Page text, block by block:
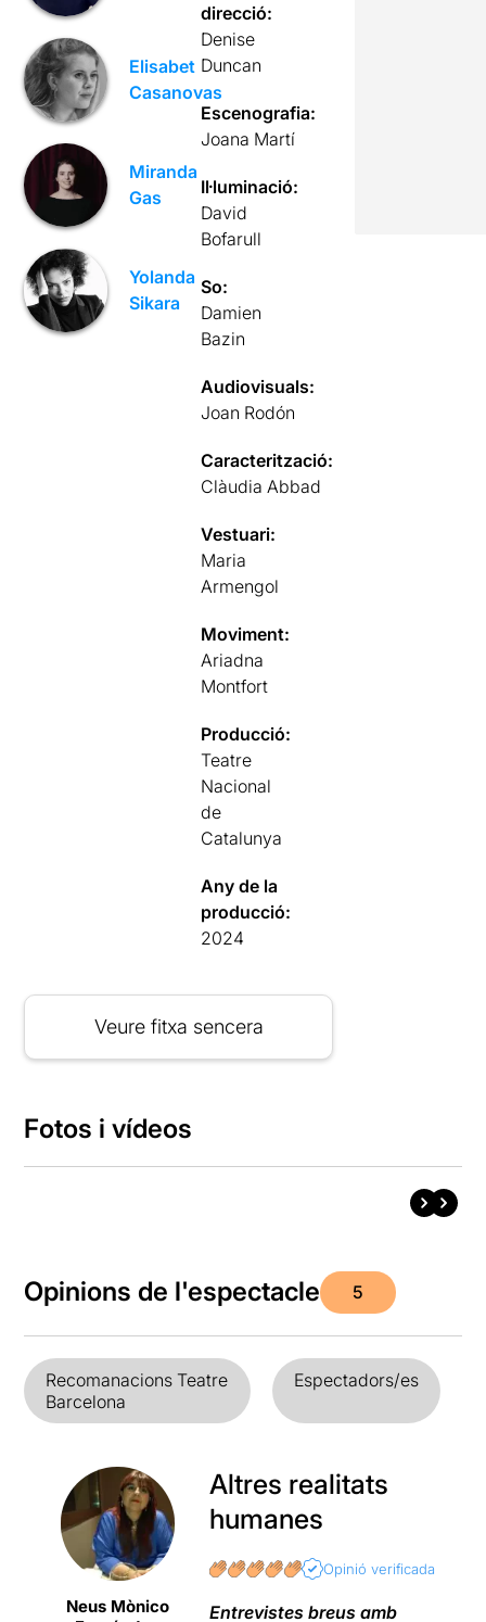
Elisabet
Casanovas
Miranda
Gas
Yolanda
Sikara
direcció:
Denise
Duncan
Escenografia:
Joana Martí
Il·luminació:
David
Bofarull
So:
Damien
Bazin
Audiovisuals:
Joan Rodón
Caracterització:
Clàudia Abbad
Vestuari:
Maria
Armengol
Moviment:
Ariadna
Montfort
Producció:
Teatre
Nacional
de
Catalunya
Any de la
producció:
2024
Veure fitxa sencera
Fotos i vídeos
Opinions de l'espectacle 5
Recomanacions Teatre
Barcelona
Espectadors/es
Neus Mònico
Altres realitats
humanes
Opinió verificada
Entrevistes breus amb